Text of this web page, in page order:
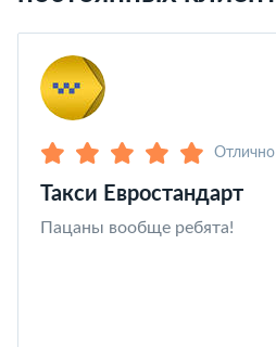
Отлично
Такси Евростандарт
Пацаны вообще ребята!